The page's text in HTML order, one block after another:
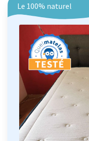
Le 100% naturel